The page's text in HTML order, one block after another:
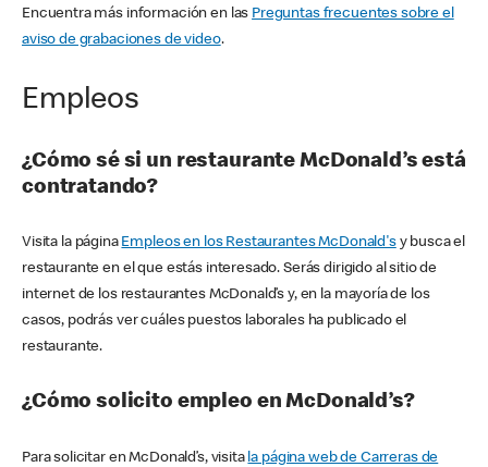
Encuentra más información en las Preguntas frecuentes sobre el
aviso de grabaciones de video.
Empleos
¿Cómo sé si un restaurante McDonald’s está
contratando?
Visita la página Empleos en los Restaurantes McDonald'sy busca el
restaurante en el que estás interesado. Serás dirigido al sitio de
internet de los restaurantes McDonald’s y, en la mayoría de los
casos, podrás ver cuáles puestos laborales ha publicado el
restaurante.
¿Cómo solicito empleo en McDonald’s?
Para solicitar en McDonald’s, visita la página web de Carreras de